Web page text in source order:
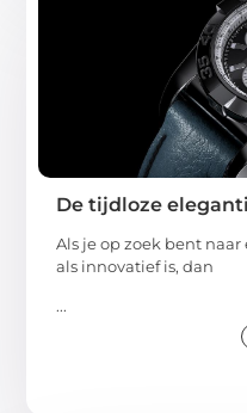
De tijdloze
Als je op zoek bent
als innovatief is, dan
...